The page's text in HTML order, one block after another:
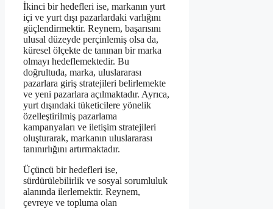
İkinci bir hedefleri ise, markanın yurt
içi ve yurt dışı pazarlardaki varlığını
güçlendirmektir. Reynem, başarısını
ulusal düzeyde perçinlemiş olsa da,
küresel ölçekte de tanınan bir marka
olmayı hedeflemektedir. Bu
doğrultuda, marka, uluslararası
pazarlara giriş stratejileri belirlemekte
ve yeni pazarlara açılmaktadır. Ayrıca,
yurt dışındaki tüketicilere yönelik
özelleştirilmiş pazarlama
kampanyaları ve iletişim stratejileri
oluşturarak, markanın uluslararası
tanınırlığını artırmaktadır.
Üçüncü bir hedefleri ise,
sürdürülebilirlik ve sosyal sorumluluk
alanında ilerlemektir. Reynem,
çevreye ve topluma olan